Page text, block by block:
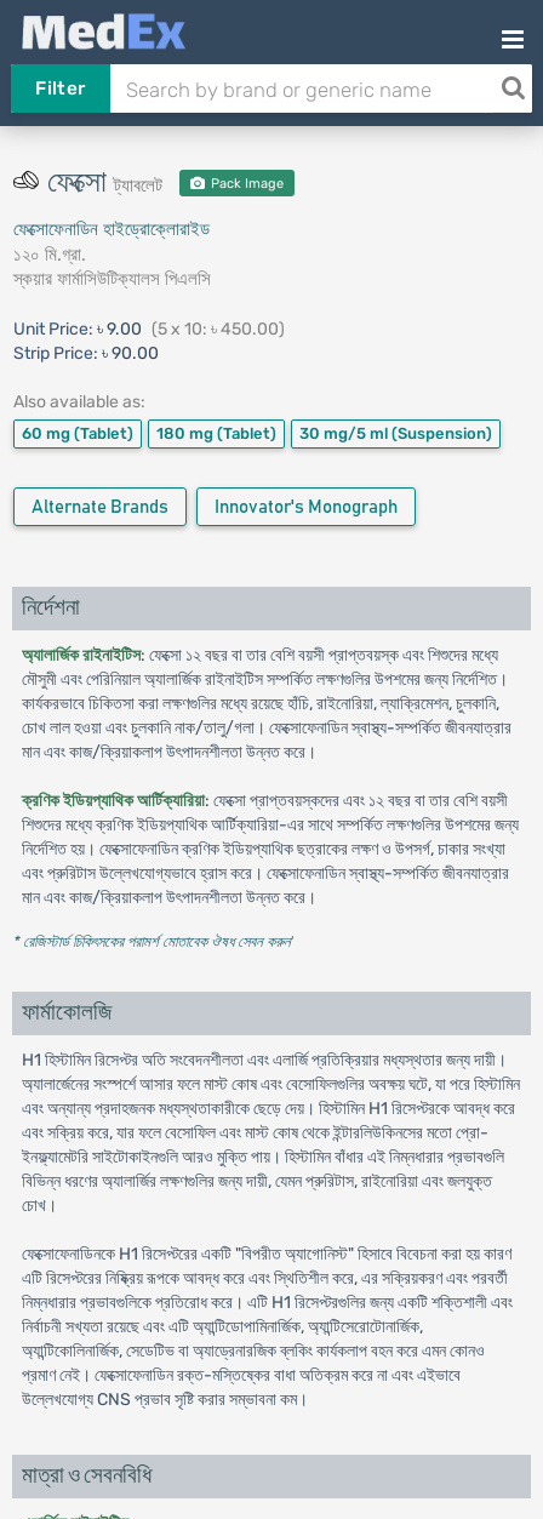
Filter
ফেক্সোট্যাবলেট Pack Image
ফেক্সোফেনাডিন হাইড্রোক্লোরাইড
১২০ মি.গ্রা.
স্কয়ার ফার্মাসিউটিক্যালস পিএলসি
Unit Price: ৳ 9.00 (5 x 10: ৳ 450.00)
Strip Price: ৳ 90.00
Also available as:
60 mg (Tablet) 180 mg (Tablet) 30 mg/5 ml (Suspension)
Alternate Brands Innovator's Monograph
নির্দেশনা
অ্যালার্জিক রাইনাইটিস: ফেক্সো ১২ বছর বা তার বেশি বয়সী প্রাপ্তবয়স্ক এবং শিশুদের মধ্যে
মৌসুমী এবং পেরিনিয়াল অ্যালার্জিক রাইনাইটিস সম্পর্কিত লক্ষণগুলির উপশমের জন্য নির্দেশিত।
কার্যকরভাবে চিকিতসা করা লক্ষণগুলির মধ্যে রয়েছে হাঁচি, রাইনোরিয়া, ল্যাক্রিমেশন, চুলকানি,
চোখ লাল হওয়া এবং চুলকানি নাক/তালু/গলা। ফেক্সোফেনাডিন স্বাস্থ্য-সম্পর্কিত জীবনযাত্রার
মান এবং কাজ/ক্রিয়াকলাপ উৎপাদনশীলতা উন্নত করে।
ক্রণিক ইডিয়প্যাথিক আর্টিক্যারিয়া: ফেক্সো প্রাপ্তবয়স্কদের এবং ১২ বছর বা তার বেশি বয়সী
শিশুদের মধ্যে ক্রণিক ইডিয়প্যাথিক আর্টিক্যারিয়া-এর সাথে সম্পর্কিত লক্ষণগুলির উপশমের জন্য
নির্দেশিত হয়। ফেক্সোফেনাডিন ক্রণিক ইডিয়প্যাথিক ছত্রাকের লক্ষণ ও উপসর্গ, চাকার সংখ্যা
এবং প্রুরিটাস উল্লেখযোগ্যভাবে হ্রাস করে। ফেক্সোফেনাডিন স্বাস্থ্য-সম্পর্কিত জীবনযাত্রার
মান এবং কাজ/ক্রিয়াকলাপ উৎপাদনশীলতা উন্নত করে।
* রেজিস্টার্ড চিকিৎসকের পরামর্শ মোতাবেক ঔষধ সেবন করুন'
ফার্মাকোলজি
H1 হিস্টামিন রিসেপ্টর অতি সংবেদনশীলতা এবং এলার্জি প্রতিক্রিয়ার মধ্যস্থতার জন্য দায়ী।
অ্যালার্জেনের সংস্পর্শে আসার ফলে মাস্ট কোষ এবং বেসোফিলগুলির অবক্ষয় ঘটে, যা পরে হিস্টামিন
এবং অন্যান্য প্রদাহজনক মধ্যস্থতাকারীকে ছেড়ে দেয়। হিস্টামিন H1 রিসেপ্টরকে আবদ্ধ করে
এবং সক্রিয় করে, যার ফলে বেসোফিল এবং মাস্ট কোষ থেকে ইন্টারলিউকিনসের মতো প্রো-
ইনফ্ল্যামেটরি সাইটোকাইনগুলি আরও মুক্তি পায়। হিস্টামিন বাঁধার এই নিম্নধারার প্রভাবগুলি
বিভিন্ন ধরণের অ্যালার্জির লক্ষণগুলির জন্য দায়ী, যেমন প্রুরিটাস, রাইনোরিয়া এবং জলযুক্ত
চোখ।
ফেক্সোফেনাডিনকে H1 রিসেপ্টরের একটি "বিপরীত অ্যাগোনিস্ট" হিসাবে বিবেচনা করা হয় কারণ
এটি রিসেপ্টরের নিষ্ক্রিয় রূপকে আবদ্ধ করে এবং স্থিতিশীল করে, এর সক্রিয়করণ এবং পরবর্তী
নিম্নধারার প্রভাবগুলিকে প্রতিরোধ করে। এটি H1 রিসেপ্টরগুলির জন্য একটি শক্তিশালী এবং
নির্বাচনী সখ্যতা রয়েছে এবং এটি অ্যান্টিডোপামিনার্জিক, অ্যান্টিসেরোটোনার্জিক,
অ্যান্টিকোলিনার্জিক, সেডেটিভ বা অ্যাড্রেনারজিক ব্লকিং কার্যকলাপ বহন করে এমন কোনও
প্রমাণ নেই। ফেক্সোফেনাডিন রক্ত-মস্তিষ্কের বাধা অতিক্রম করে না এবং এইভাবে
উল্লেখযোগ্য CNS প্রভাব সৃষ্টি করার সম্ভাবনা কম।
মাত্রা ও সেবনবিধি